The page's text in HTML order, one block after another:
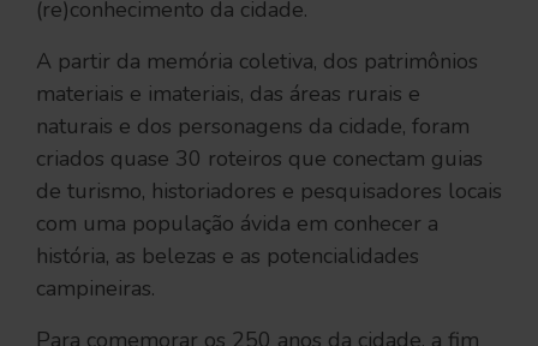
(re)conhecimento da cidade.
A partir da memória coletiva, dos patrimônios
materiais e imateriais, das áreas rurais e
naturais e dos personagens da cidade, foram
criados quase 30 roteiros que conectam guias
de turismo, historiadores e pesquisadores locais
com uma população ávida em conhecer a
história, as belezas e as potencialidades
campineiras.
Para comemorar os 250 anos da cidade, a fim